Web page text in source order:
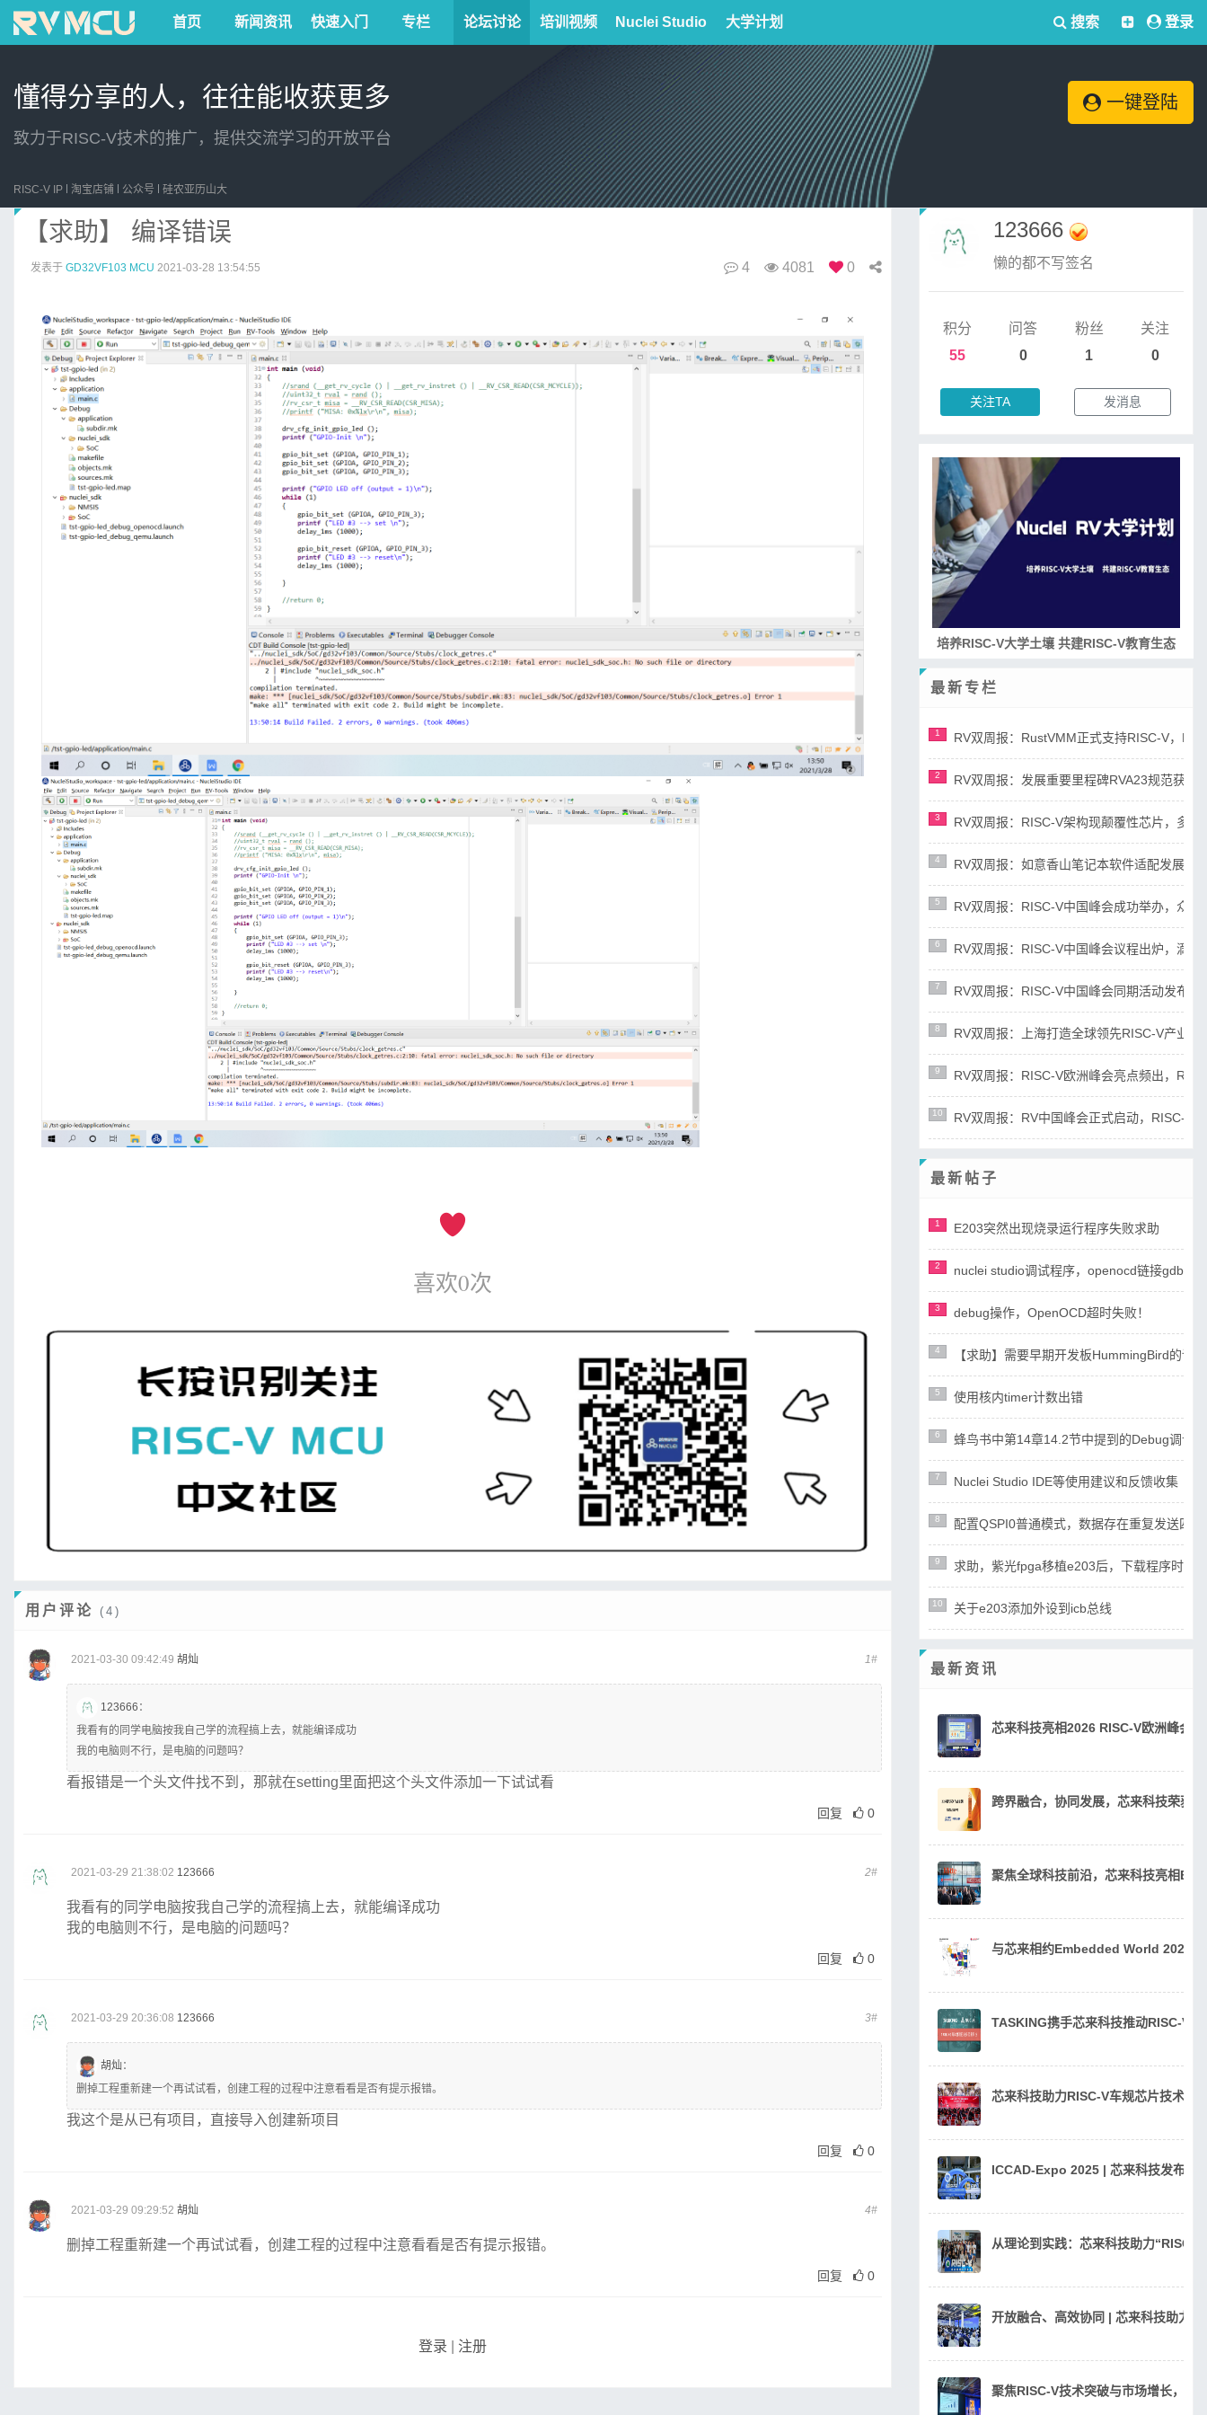
首页 新闻资讯 快速入门 专栏 论坛讨论 培训视频 Nuclei Studio 大学计划 搜索 登录
懂得分享的人，往往能收获更多
致力于RISC-V技术的推广，提供交流学习的开放平台
一键登陆
RISC-V IP 淘宝店铺 公众号 硅农亚历山大
【求助】 编译错误
发表于 GD32VF103 MCU 2021-03-28 13:54:55 4 4081 0
喜欢0次
用户评论 (4)
2021-03-30 09:42:49 胡灿 1#
123666 ：
我看有的同学电脑按我自己学的流程搞上去，就能编译成功
我的电脑则不行，是电脑的问题吗？
看报错是一个头文件找不到，那就在setting里面把这个头文件添加一下试试看
回复 0
2021-03-29 21:38:02 123666 2#
我看有的同学电脑按我自己学的流程搞上去，就能编译成功
我的电脑则不行，是电脑的问题吗？
回复 0
2021-03-29 20:36:08 123666 3#
胡灿 ：
删掉工程重新建一个再试试看，创建工程的过程中注意看看是否有提示报错。
我这个是从已有项目，直接导入创建新项目
回复 0
2021-03-29 09:29:52 胡灿 4#
删掉工程重新建一个再试试看，创建工程的过程中注意看看是否有提示报错。
回复 0
登录 注册
123666
懒的都不写签名
积分
55
问答
0
粉丝
1
关注
0
关注TA 发消息
培养RISC-V大学土壤 共建RISC-V教育生态
最新专栏
1 RV双周报：RustVMM正式支持RISC-V，
2 RV双周报：发展重要里程碑RVA23规范获
3 RV双周报：RISC-V架构现颠覆性芯片，多
4 RV双周报：如意香山笔记本软件适配发展
5 RV双周报：RISC-V中国峰会成功举办，众
6 RV双周报：RISC-V中国峰会议程出炉，滴
7 RV双周报：RISC-V中国峰会同期活动发布
8 RV双周报：上海打造全球领先RISC-V产业
9 RV双周报：RISC-V欧洲峰会亮点频出，
10 RV双周报：RV中国峰会正式启动，RISC-V
最新帖子
1 E203突然出现烧录运行程序失败求助
2 nuclei studio调试程序，openocd链接gdb失
3 debug操作，OpenOCD超时失败！
4 【求助】需要早期开发板HummingBird的详
5 使用核内timer计数出错
6 蜂鸟书中第14章14.2节中提到的Debug调试
7 Nuclei Studio IDE等使用建议和反馈收集
8 配置QSPI0普通模式，数据存在重复发送四
9 求助，紫光fpga移植e203后，下载程序时
10 关于e203添加外设到icb总线
最新资讯
芯来科技亮相2026 RISC-V欧洲峰会
跨界融合，协同发展，芯来科技荣获
聚焦全球科技前沿，芯来科技亮相
与芯来相约Embedded World 2026，
TASKING携手芯来科技推动RISC-V汽
芯来科技助力RISC-V车规芯片技术与
ICCAD-Expo 2025 | 芯来科技发布
从理论到实践：芯来科技助力“RISC-
开放融合、高效协同 | 芯来科技助力
聚焦RISC-V技术突破与市场增长，芯